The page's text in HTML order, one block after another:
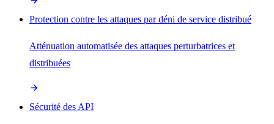
Protection contre les attaques par déni de service distribué
Atténuation automatisée des attaques perturbatrices et
distribuées
Sécurité des API